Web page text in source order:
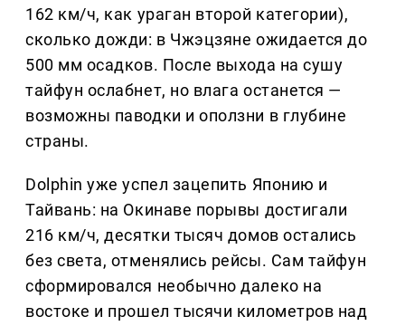
162 км/ч, как ураган второй категории),
сколько дожди: в Чжэцзяне ожидается до
500 мм осадков. После выхода на сушу
тайфун ослабнет, но влага останется —
возможны паводки и оползни в глубине
страны.
Dolphin уже успел зацепить Японию и
Тайвань: на Окинаве порывы достигали
216 км/ч, десятки тысяч домов остались
без света, отменялись рейсы. Сам тайфун
сформировался необычно далеко на
востоке и прошел тысячи километров над